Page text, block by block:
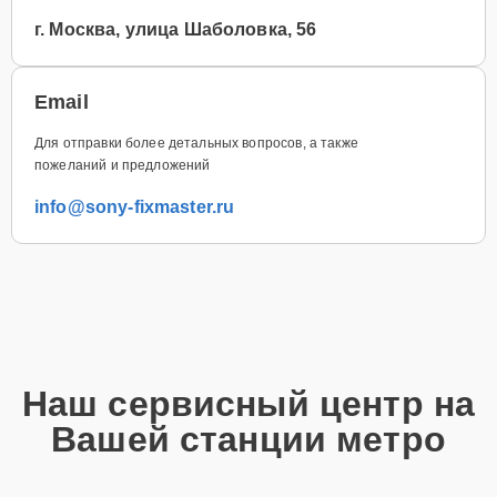
г. Москва, улица Шаболовка, 56
Email
Для отправки более детальных вопросов, а также
пожеланий и предложений
info@sony-fixmaster.ru
Наш сервисный центр на
Вашей станции метро